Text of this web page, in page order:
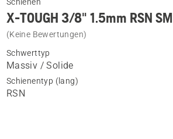
Details
TOUGH
3/8"
1.5mm
X-TOUGH 3/8" 1.5mm RSN SM
(Keine Bewertungen)
Schwerttyp
Massiv / Solide
Schienentyp (lang)
RSN